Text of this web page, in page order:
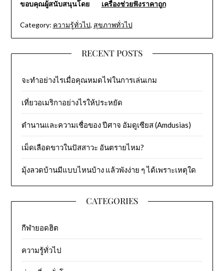
ขอบคุณผู้สนับสนุนโดย เครื่องช่วยฟังราคาถูก
Category: ความรู้ทั่วไป, สุขภาพทั่วไป
RECENT POSTS
จะทำอย่างไรเมื่อคุณหมดไฟในการเล่นเกม
เที่ยวอเมริกาอย่างไรให้ประหยัด
ตำนานและความเชื่อของ ปีศาจ อัมดูเซียส (Amdusias)
เม็ดเลือดขาวในปัสสาวะ อันตรายไหม?
มุ้งลวดบ้านมีแบบไหนบ้าง แล้วพังง่าย ๆ ได้เพราะเหตุใด
CATEGORIES
กีฬายอดฮิต
ความรู้ทั่วไป